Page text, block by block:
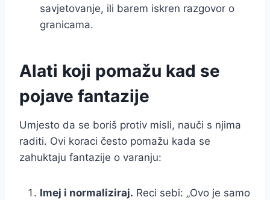
savjetovanje, ili barem iskren razgovor o
granicama.
Alati koji pomažu kad se
pojave fantazije
Umjesto da se boriš protiv misli, nauči s njima
raditi. Ovi koraci često pomažu kada se
zahuktaju fantazije o varanju:
Imej i normaliziraj. Reci sebi: „Ovo je samo